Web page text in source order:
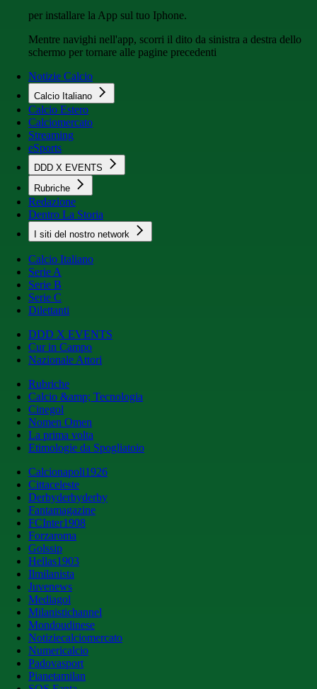
per installare la App sul tuo Iphone.
Mentre navighi nell'app, scorri il dito da sinistra a destra dello
schermo per tornare alle pagine precedenti
Notizie Calcio
Calcio Italiano
Calcio Estero
Calciomercato
Streaming
eSports
DDD X EVENTS
Rubriche
Redazione
Dentro La Storia
I siti del nostro network
Calcio Italiano
Serie A
Serie B
Serie C
Dilettanti
DDD X EVENTS
Cur in Campo
Nazionale Attori
Rubriche
Calcio &amp; Tecnologia
Cinegol
Nomen Omen
La prima volta
Etimologie da Spogliatoio
Calcionapoli1926
Cittaceleste
Derbyderbyderby
Fantamagazine
FCInter1908
Forzaroma
Golssip
Hellas1903
Ilmilanista
Juvenews
Mediagol
Milanistichannel
Mondoudinese
Notiziecalciomercato
Numericalcio
Padovasport
Pianetamilan